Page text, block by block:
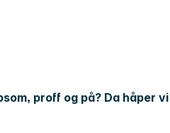
proff og på? Da håper